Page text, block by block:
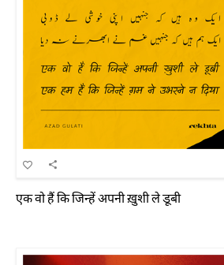
एक वो हैं कि जिन्हें अपनी ख़ुशी ले डूबी